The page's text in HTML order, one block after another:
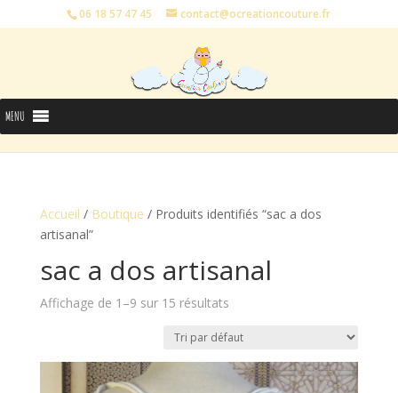
06 18 57 47 45 contact@ocreationcouture.fr
MENU
Accueil / Boutique / Produits identifiés “sac a dos
artisanal”
sac a dos artisanal
Affichage de 1–9 sur 15 résultats